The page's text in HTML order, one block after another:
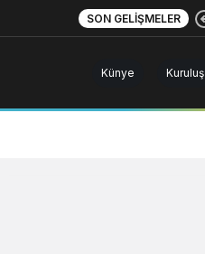
SON GELIŞMELER
Künye Kuruluş